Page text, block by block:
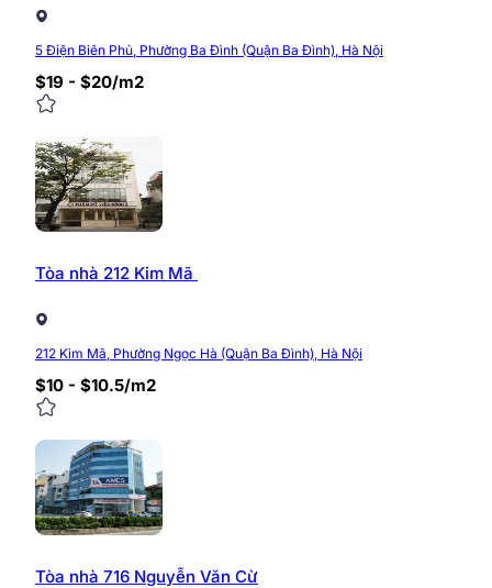
với giá khá cạnh tranh 3.9 usd/m2/tháng tùy từng
Mức giá này có thể thay đổi theo từng thời điểm thuê.
thông tin xin vui lòng liên hệ:
Website:
Fanpage:fb.com/Timvanphong.com.vn
Địa chỉ: Tầng 6, tòa nhà CIC Tower, ngõ 219
0/5 (0 Reviews)
5 Điện Biên Phủ, Phường Ba Đình (Quận Ba Đình), Hà Nội
$19 - $20/m2
Tòa nhà 212 Kim Mã
212 Kim Mã, Phường Ngọc Hà (Quận Ba Đình), Hà Nội
$10 - $10.5/m2
Tòa nhà 716 Nguyễn Văn Cừ